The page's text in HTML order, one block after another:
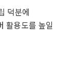
덕분에
활용도를 높일